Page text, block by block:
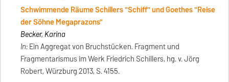
Schwimmende Räume Schillers "Schiff" und Goethes "Reise
der Söhne Megaprazons"
Becker, Karina
In:Ein Aggregat von Bruchstücken. Fragment und
Fragmentarismus im Werk Friedrich Schillers, hg. v. Jörg
Robert, Würzburg 2013, S. 4155.